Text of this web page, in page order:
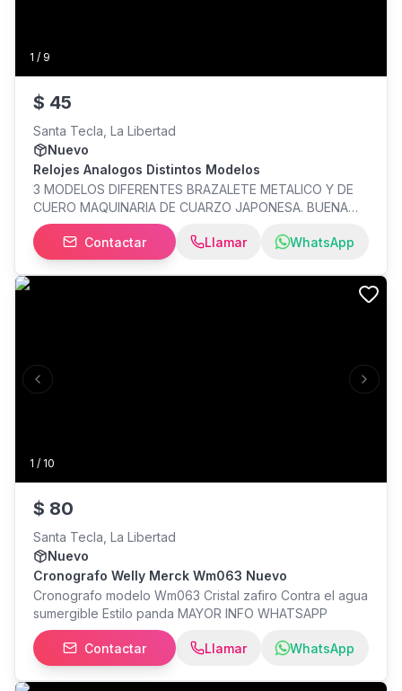
1 / 9
$ 45
Santa Tecla, La Libertad
Nuevo
Relojes Analogos Distintos Modelos
3 MODELOS DIFERENTES BRAZALETE METALICO Y DE
CUERO MAQUINARIA DE CUARZO JAPONESA. BUENA
CALIDAD DE MATERIALES NUEVOS EN SU CAJITA MAS
INFO AL WHATSAPP
Contactar Llamar WhatsApp
1 / 10
Previous slide Next
$ 80
Santa Tecla, La Libertad
Nuevo
Cronografo Welly Merck Wm063 Nuevo
Cronografo modelo Wm063 Cristal zafiro Contra el agua
sumergible Estilo panda MAYOR INFO WHATSAPP
Contactar Llamar WhatsApp